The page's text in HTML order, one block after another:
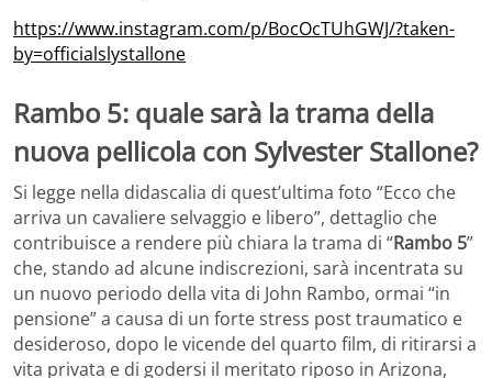
https://www.instagram.com/p/BocOcTUhGWJ/?taken-
by=officialslystallone
Rambo 5: quale sarà la trama della
nuova pellicola con Sylvester Stallone?
Si legge nella didascalia di quest’ultima foto “Ecco che
arriva un cavaliere selvaggio e libero”, dettaglio che
contribuisce a rendere più chiara la trama di “Rambo 5”
che, stando ad alcune indiscrezioni, sarà incentrata su
un nuovo periodo della vita di John Rambo, ormai “in
pensione” a causa di un forte stress post traumatico e
desideroso, dopo le vicende del quarto film, di ritirarsi a
vita privata e di godersi il meritato riposo in Arizona,